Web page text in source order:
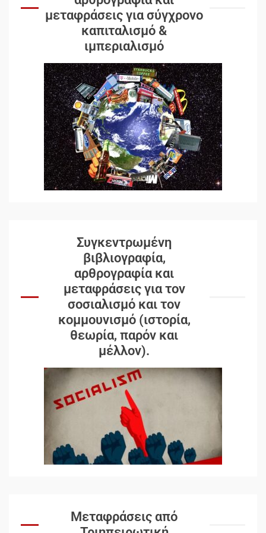
μεταφράσεις για σύγχρονο
καπιταλισμό &
ιμπεριαλισμό
Συγκεντρωμένη
βιβλιογραφία,
αρθρογραφία και
μεταφράσεις για τον
σοσιαλισμό και τον
κομμουνισμό (ιστορία,
θεωρία, παρόν και
μέλλον).
Μεταφράσεις από
Δωρεάν βιβλίο από το
Documento: Η μεγάλη ληστεία
και ο έλεγχος των λαών
Η ένδεια της σοσιαλιστικής
σκέψης: Η Νεοαποικιοκρατία
Παγκόσμιο Νότο